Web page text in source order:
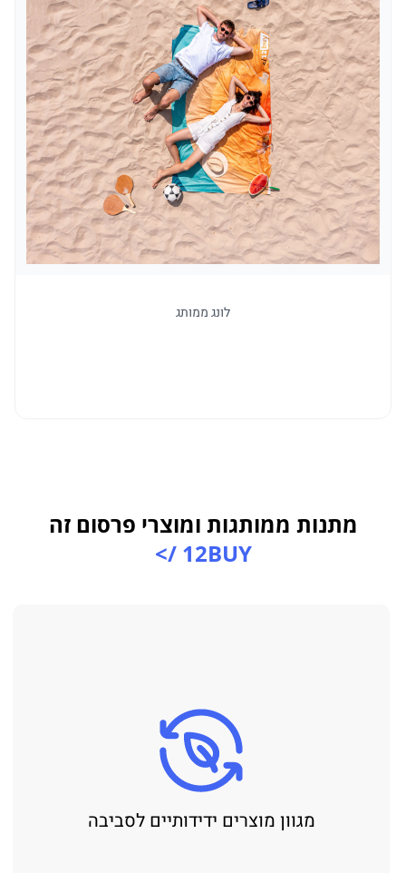
לונג ממותג
מתנות ממותגות ומוצרי פרסום זה
12BUY />
מגוון מוצרים ידידותיים לסביבה